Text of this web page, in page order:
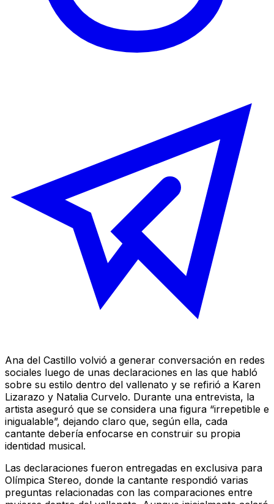
Ana del Castillo volvió a generar conversación en redes
sociales luego de unas declaraciones en las que habló
sobre su estilo dentro del vallenato y se refirió a Karen
Lizarazo y Natalia Curvelo. Durante una entrevista, la
artista aseguró que se considera una figura “irrepetible e
inigualable”, dejando claro que, según ella, cada
cantante debería enfocarse en construir su propia
identidad musical.
Las declaraciones fueron entregadas en exclusiva para
Olímpica Stereo, donde la cantante respondió varias
preguntas relacionadas con las comparaciones entre